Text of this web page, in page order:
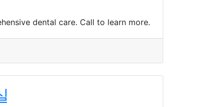
dental care. Call to learn more.